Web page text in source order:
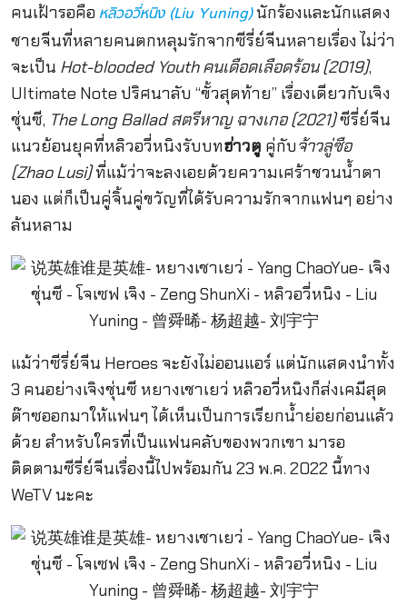
คนเฝ้ารอคือ หลิวอวี่หนิง (Liu Yuning)นักร้องและนักแสดง
ชายจีนที่หลายคนตกหลุมรักจากซีรี่ย์จีนหลายเรื่อง ไม่ว่า
จะเป็น Hot-blooded Youth คนเดือดเลือดร้อน (2019),
Ultimate Note ปริศนาลับ “ขั้วสุดท้าย” เรื่องเดียวกับเจิง
ชุ่นซี, The Long Ballad สตรีหาญ ฉางเกอ (2021)ซีรี่ย์จีน
แนวย้อนยุคที่หลิวอวี่หนิงรับบทฮ่าวตู คู่กับจ้าวลู่ซือ
(Zhao Lusi)ที่แม้ว่าจะลงเอยด้วยความเศร้าชวนน้ำตา
นอง แต่ก็เป็นคู่จิ้นคู่ขวัญที่ได้รับความรักจากแฟนๆ อย่าง
ล้นหลาม
แม้ว่าซีรี่ย์จีน Heroes จะยังไม่ออนแอร์ แต่นักแสดงนำทั้ง
3 คนอย่างเจิงชุ่นซี หยางเชาเยว่ หลิวอวี่หนิงก็ส่งเคมีสุด
ต๊าซออกมาให้แฟนๆ ได้เห็นเป็นการเรียกน้ำย่อยก่อนแล้ว
ด้วย สำหรับใครที่เป็นแฟนคลับของพวกเขา มารอ
ติดตามซีรี่ย์จีนเรื่องนี้ไปพร้อมกัน 23 พ.ค. 2022 นี้ทาง
WeTV นะคะ